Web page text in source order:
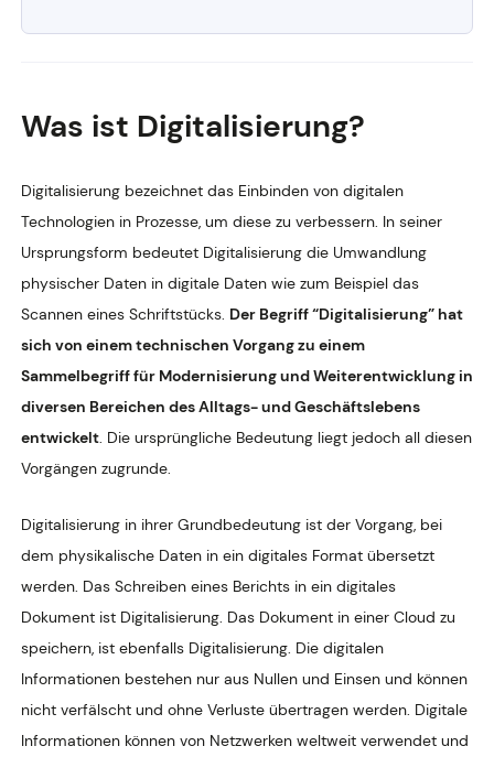
Was ist Digitalisierung?
Digitalisierung bezeichnet das Einbinden von digitalen
Technologien in Prozesse, um diese zu verbessern. In seiner
Ursprungsform bedeutet Digitalisierung die Umwandlung
physischer Daten in digitale Daten wie zum Beispiel das
Scannen eines Schriftstücks. Der Begriff “Digitalisierung” hat
sich von einem technischen Vorgang zu einem
Sammelbegriff für Modernisierung und Weiterentwicklung in
diversen Bereichen des Alltags- und Geschäftslebens
entwickelt. Die ursprüngliche Bedeutung liegt jedoch all diesen
Vorgängen zugrunde.
Digitalisierung in ihrer Grundbedeutung ist der Vorgang, bei
dem physikalische Daten in ein digitales Format übersetzt
werden. Das Schreiben eines Berichts in ein digitales
Dokument ist Digitalisierung. Das Dokument in einer Cloud zu
speichern, ist ebenfalls Digitalisierung. Die digitalen
Informationen bestehen nur aus Nullen und Einsen und können
nicht verfälscht und ohne Verluste übertragen werden. Digitale
Informationen können von Netzwerken weltweit verwendet und